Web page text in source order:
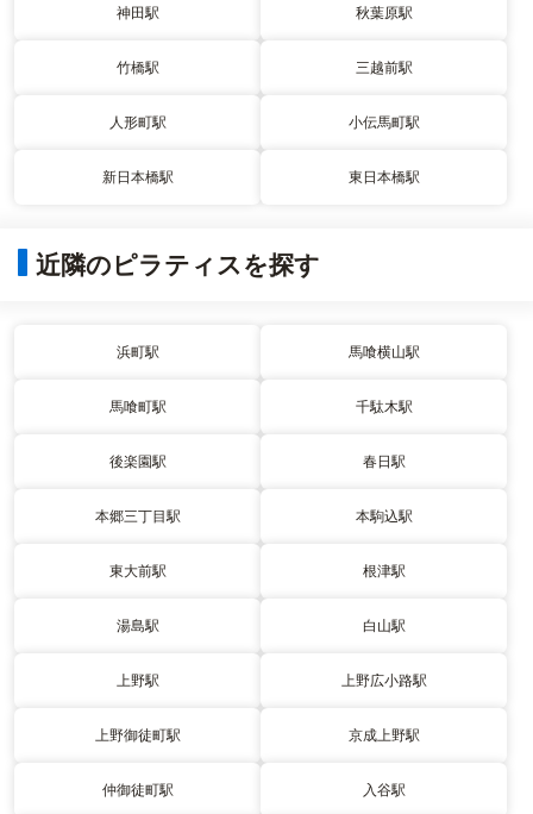
神田駅 秋葉原駅
竹橋駅 三越前駅
人形町駅 小伝馬町駅
新日本橋駅 東日本橋駅
近隣のピラティスを探す
浜町駅 馬喰横山駅
馬喰町駅 千駄木駅
後楽園駅 春日駅
本郷三丁目駅 本駒込駅
東大前駅 根津駅
湯島駅 白山駅
上野駅 上野広小路駅
上野御徒町駅 京成上野駅
仲御徒町駅 入谷駅